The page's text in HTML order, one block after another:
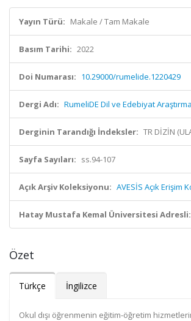
Yayın Türü: Makale / Tam Makale
Basım Tarihi: 2022
Doi Numarası: 10.29000/rumelide.1220429
Dergi Adı: RumeliDE Dil ve Edebiyat
Derginin Tarandığı İndeksler: TR DİZİN
Sayfa Sayıları: ss.94-107
Açık Arşiv Koleksiyonu: AVESİS Açık Erişim
Hatay Mustafa Kemal Üniversitesi Adresli:
Özet
Türkçe İngilizce
Okul dışı öğrenmenin eğitim-öğretim